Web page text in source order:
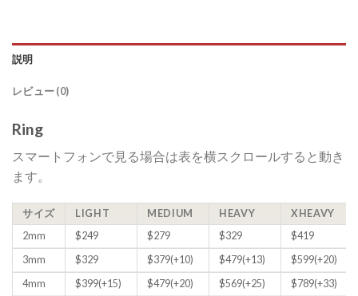
説明
レビュー (0)
Ring
スマートフォンで見る場合は表を横スクロールすると動き
ます。
サイズ LIGHT MEDIUM HEAVY
XHEAVY
2mm
$249 $279 $329
$419
3mm
$329 $379(+10) $479(+13)
$599(+20)
4mm
$399(+15) $479(+20) $569(+25)
$789(+33)